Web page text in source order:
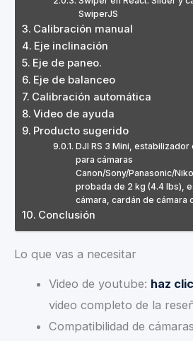
SwiperJS
Calibración manual
Eje inclinación
Eje de paneo.
Eje de balanceo
Calibración automática
Video de ayuda
Producto sugerido
DJI RS 3 Mini,
para cámaras
Canon/Sony/Panasonic/
probada de 2 kg (4.4 lbs),
cámara, cardán de cámara
Conclusión
Lo que vas a necesitar
Video de youtube: haz
video completo de la
Compatibilidad de